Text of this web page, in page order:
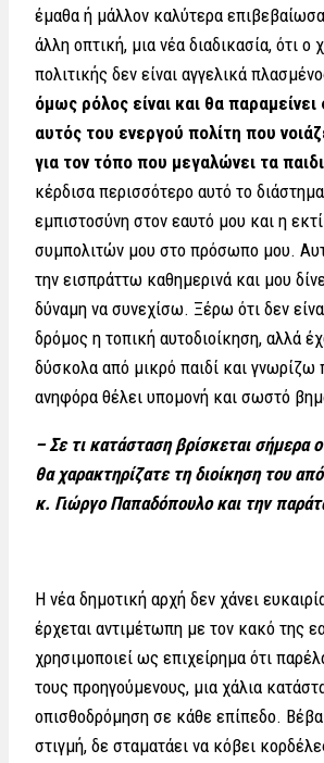
έμαθα ή μάλλον καλύτερα
άλλη οπτική, μια νέα διαδικασία, ότι ο
πολιτικής δεν είναι αγγελικά
όμως ρόλος είναι και θα
αυτός του ενεργού πολίτη που
για τον τόπο που μεγαλώνει τα
κέρδισα περισσότερο αυτό το
εμπιστοσύνη στον εαυτό μου και η
συμπολιτών μου στο πρόσωπο μου.
την εισπράττω καθημερινά και μου
δύναμη να συνεχίσω. Ξέρω ότι δεν
δρόμος η τοπική αυτοδιοίκηση, αλλά
δύσκολα από μικρό παιδί και
ανηφόρα θέλει υπομονή και σωστό
– Σε τι κατάσταση βρίσκεται σήμερα
θα χαρακτηρίζατε τη διοίκηση του
κ. Γιώργο Παπαδόπουλο και την
Η νέα δημοτική αρχή δεν χάνει
έρχεται αντιμέτωπη με τον κακό της
χρησιμοποιεί ως επιχείρημα ότι
τους προηγούμενους, μια χάλια
οπισθοδρόμηση σε κάθε επίπεδο.
στιγμή, δε σταματάει να κόβει